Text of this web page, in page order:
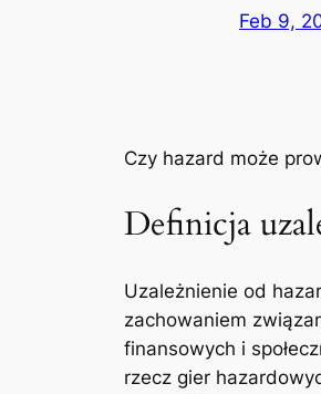
Feb 9,
Czy hazard może
Definicja
Uzależnienie od
zachowaniem
finansowych i
rzecz gier